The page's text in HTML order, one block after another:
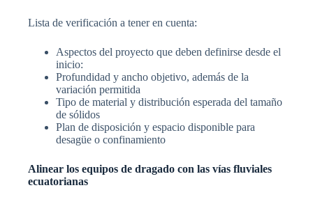
Lista de verificación a tener en cuenta:
Aspectos del proyecto que deben definirse desde el
inicio:
Profundidad y ancho objetivo, además de la
variación permitida
Tipo de material y distribución esperada del tamaño
de sólidos
Plan de disposición y espacio disponible para
desagüe o confinamiento
Alinear los equipos de dragado con las vías fluviales
ecuatorianas